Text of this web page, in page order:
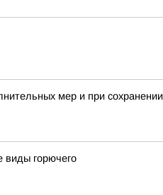
мер и при
виды горючего